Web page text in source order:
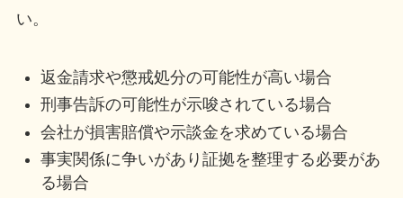
い。
返金請求や懲戒処分の可能性が高い場合
刑事告訴の可能性が示唆されている場合
会社が損害賠償や示談金を求めている場合
事実関係に争いがあり証拠を整理する必要があ
る場合